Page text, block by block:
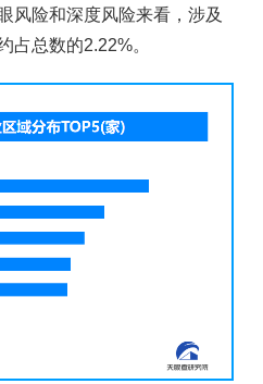
风险和深度风险来看，涉及
占总数的2.22%。